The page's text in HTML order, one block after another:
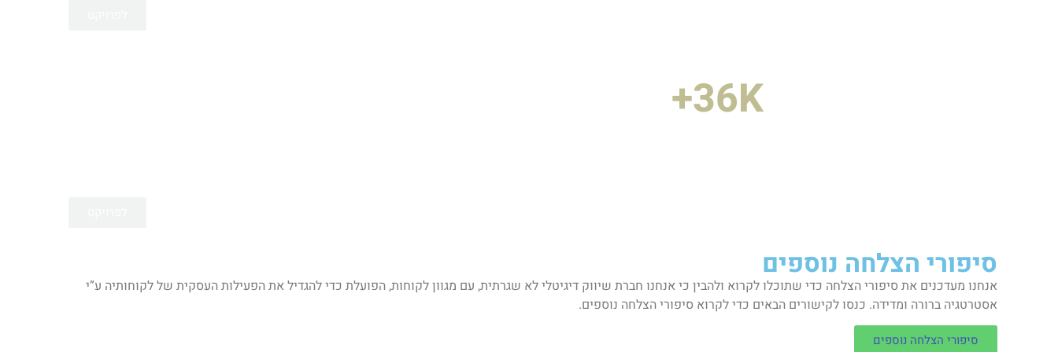
36K+
סיפורי הצלחה נוספים
אנחנו מעדכנים את סיפורי הצלחה כדי שתוכלו לקרוא ולהבין כי אנחנו חברת שיווק דיגיטלי לא שגרתית, עם מגוון לקוחות, הפועלת כדי להגדיל את הפעילות העסקית של לקוחותיה ע”י
אסטרטגיה ברורה ומדידה. כנסו לקישורים הבאים כדי לקרוא סיפורי הצלחה נוספים.
סיפורי הצלחה נוספים